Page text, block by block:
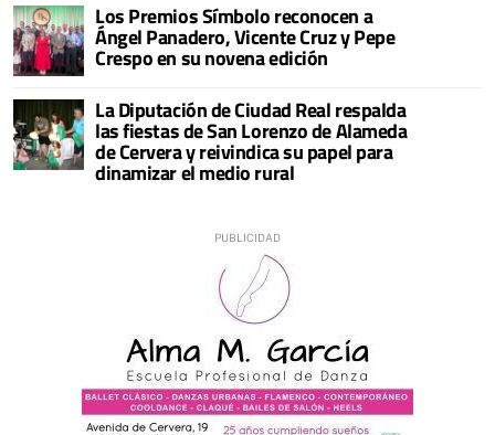
Los Premios Símbolo reconocen a
Ángel Panadero, Vicente Cruz y Pepe
Crespo en su novena edición
La Diputación de Ciudad Real respalda
las fiestas de San Lorenzo de Alameda
de Cervera y reivindica su papel para
dinamizar el medio rural